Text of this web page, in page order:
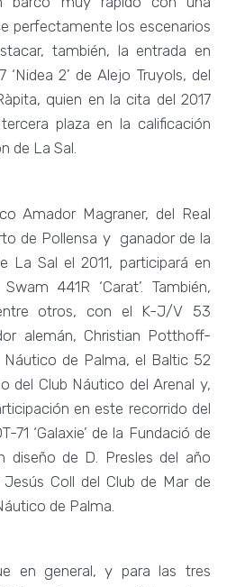
perfectamente los escenarios
también, la entrada en
2’ de Alejo Truyols, del
quien en la cita del 2017
plaza en la calificación
de La Sal.
Amador Magraner, del Real
de Pollensa y ganador de la
La Sal el 2011, participará en
441R ‘Carat’. También,
otros, con el K-J/V 53
alemán, Christian Potthoff-
Náutico de Palma, el Baltic 52
del Club Náutico del Arenal y,
en este recorrido del
71 ‘Galaxie’ de la Fundació de
diseño de D. Presles del año
Coll del Club de Mar de
de Palma.
en general, y para las tres